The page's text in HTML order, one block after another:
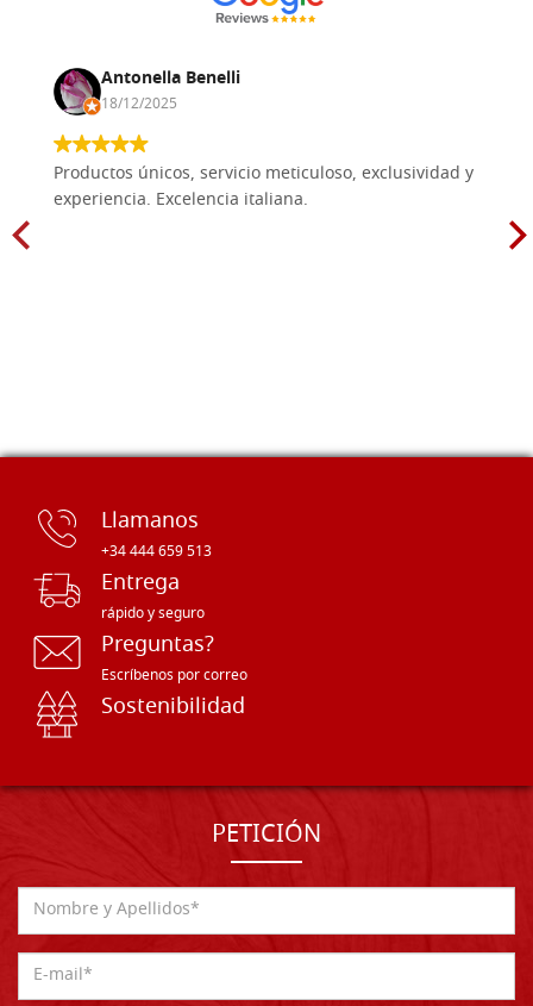
Antonella Benelli
18/12/2025
Productos únicos, servicio meticuloso, exclusividad y
experiencia. Excelencia italiana.
Llamanos
+34 444 659 513
Entrega
rápido y seguro
Preguntas?
Escríbenos por correo
Sostenibilidad
PETICIÓN